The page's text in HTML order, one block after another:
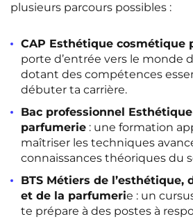
plusieurs parcours possibles :
CAP Esthétique cosmétique
porte d’entrée vers le monde
dotant des compétences
débuter ta carrière.
Bac professionnel
parfumerie : une formation
maîtriser les techniques
connaissances théoriques du
BTS Métiers de l’esthétique,
et de la parfumerie : un
te prépare à des postes à